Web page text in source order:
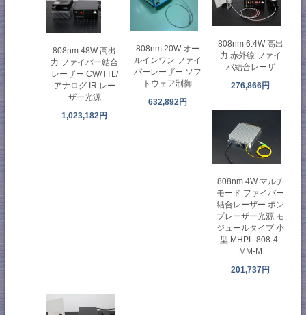
808nm 48W 高出
力 ファイバー結合
レーザー CW/TTL/
アナログ IR レー
ザー光源
1,023,182円
808nm 20W オー
ルインワン ファイ
バーレーザー ソフ
トウェア制御
632,892円
808nm 6.4W 高出
力 赤外線 ファイ
バ結合レーザ
276,866円
808nm 4W マルチ
モード ファイバー
結合レーザー ポン
プレーザー光源 モ
ジュールタイプ 小
型 MHPL-808-4-
MM-M
201,737円